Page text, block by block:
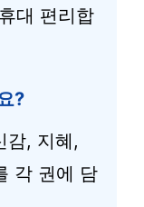
대 편리합
?
감, 지혜,
각 권에 담